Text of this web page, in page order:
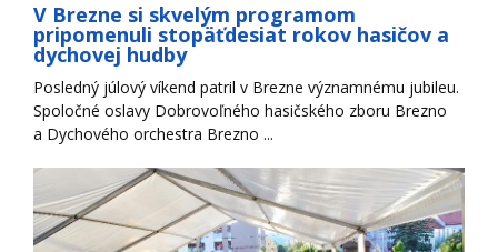
V Brezne si skvelým programom
pripomenuli stopäťdesiat rokov hasičov a
dychovej hudby
Posledný júlový víkend patril v Brezne významnému jubileu.
Spoločné oslavy Dobrovoľného hasičského zboru Brezno
a Dychového orchestra Brezno ...